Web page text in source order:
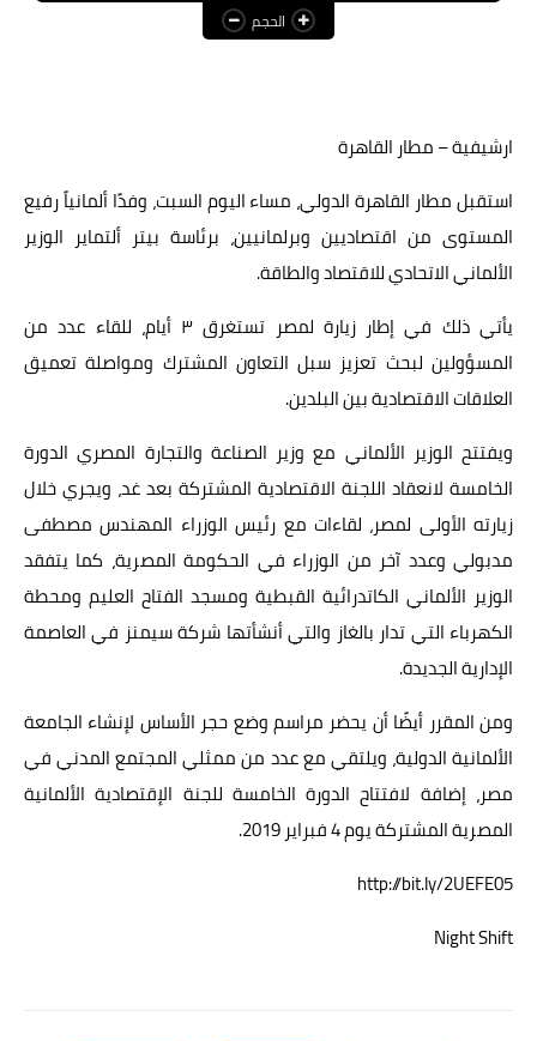
عالم المرأة
أخبار النجوم
الحجم
ارشيفية – مطار القاهرة
استقبل مطار القاهرة الدولي، مساء اليوم السبت، وفدًا ألمانياً رفيع
المستوى من اقتصاديين وبرلمانيين، برئاسة بيتر ألتماير الوزير
الألماني الاتحادي للاقتصاد والطاقة.
يأتي ذلك في إطار زيارة لمصر تستغرق ٣ أيام، للقاء عدد من
المسؤولين لبحث تعزيز سبل التعاون المشترك ومواصلة تعميق
العلاقات الاقتصادية بين البلدين.
ويفتتح الوزير الألماني مع وزير الصناعة والتجارة المصري الدورة
الخامسة لانعقاد اللجنة الاقتصادية المشتركة بعد غد، ويجري خلال
زيارته الأولى لمصر، لقاءات مع رئيس الوزراء المهندس مصطفى
مدبولي وعدد آخر من الوزراء في الحكومة المصرية، كما يتفقد
الوزير الألماني الكاتدرائية القبطية ومسجد الفتاح العليم ومحطة
الكهرباء التي تدار بالغاز والتي أنشأتها شركة سيمنز في العاصمة
الإدارية الجديدة.
ومن المقرر أيضًا أن يحضر مراسم وضع حجر الأساس لإنشاء الجامعة
الألمانية الدولية، ويلتقي مع عدد من ممثلي المجتمع المدني في
مصر، إضافة لافتتاح الدورة الخامسة للجنة الإقتصادية الألمانية
المصرية المشتركة يوم 4 فبراير 2019. ‏‫​
http://bit.ly/2UEFE05
Night Shift